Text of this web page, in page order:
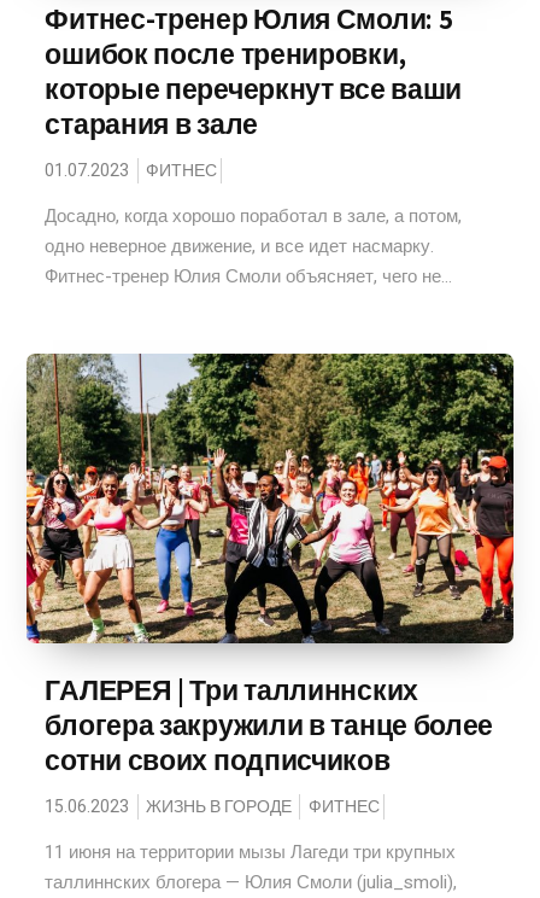
Фитнес-тренер Юлия Смоли: 5
ошибок после тренировки,
которые перечеркнут все ваши
старания в зале
01.07.2023 ФИТНЕС
Досадно, когда хорошо поработал в зале, а потом,
одно неверное движение, и все идет насмарку.
Фитнес-тренер Юлия Смоли объясняет, чего не...
ГАЛЕРЕЯ | Три таллиннских
блогера закружили в танце более
сотни своих подписчиков
15.06.2023 ЖИЗНЬ В ГОРОДЕ ФИТНЕС
11 июня на территории мызы Лагеди три крупных
таллиннских блогера — Юлия Смоли (julia_smoli),